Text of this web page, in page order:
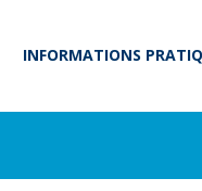
INFORMATIONS